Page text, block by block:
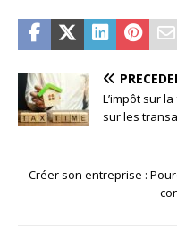
L’impôt sur
sur les
Créer son entreprise :